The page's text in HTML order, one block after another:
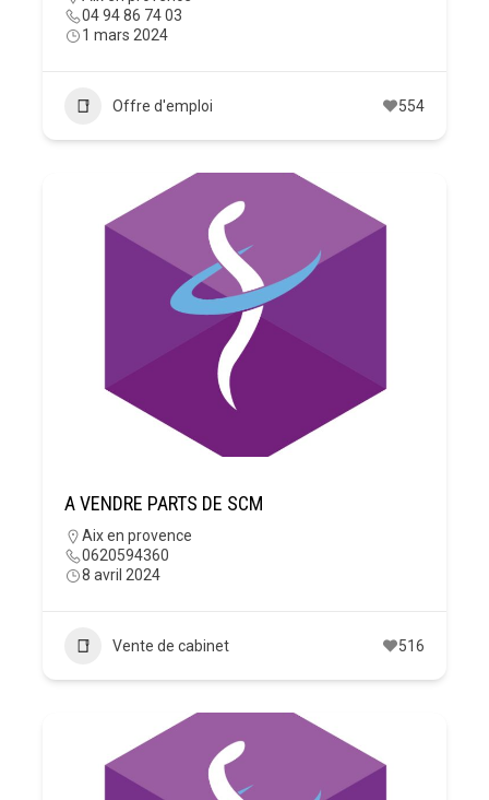
04 94 86 74 03
1 mars 2024
Offre d'emploi 554
A VENDRE PARTS DE SCM
Aix en provence
0620594360
8 avril 2024
Vente de cabinet 516